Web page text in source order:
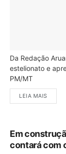
Da Redação
estelionato e
PM/MT
LEIA MAIS
Em
contará com